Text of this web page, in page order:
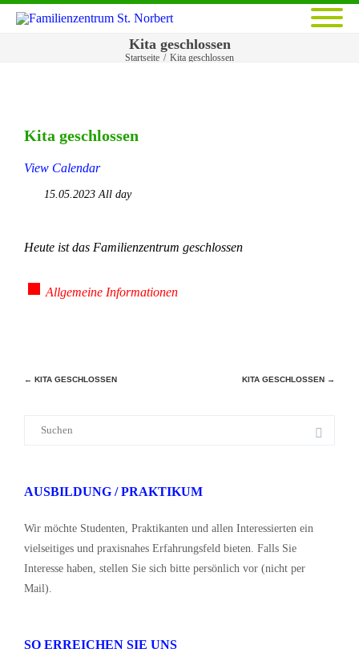
Kita geschlossen
Startseite / Kita geschlossen
Kita geschlossen
View Calendar
15.05.2023 All day
Heute ist das Familienzentrum geschlossen
Allgemeine Informationen
Beitragsnavigation
← KITA GESCHLOSSEN KITA GESCHLOSSEN →
Suche
AUSBILDUNG / PRAKTIKUM
Wir möchte Studenten, Praktikanten und allen Interessierten ein
vielseitiges und praxisnahes Erfahrungsfeld bieten. Falls Sie
Interesse haben, stellen Sie sich bitte persönlich vor (nicht per
Mail).
SO ERREICHEN SIE UNS